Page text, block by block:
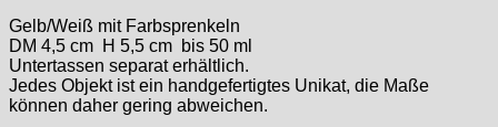
Gelb/Weiß mit Farbsprenkeln
DM 4,5 cm H 5,5 cm bis 50 ml
Untertassen separat erhältlich.
Jedes Objekt ist ein handgefertigtes Unikat, die Maße
können daher gering abweichen.